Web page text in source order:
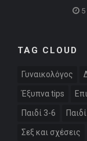
TAG CLOUD
Γυναικολόγος
Έξυπνα tips
Παιδί 3-6
Σεξ και σχέσεις